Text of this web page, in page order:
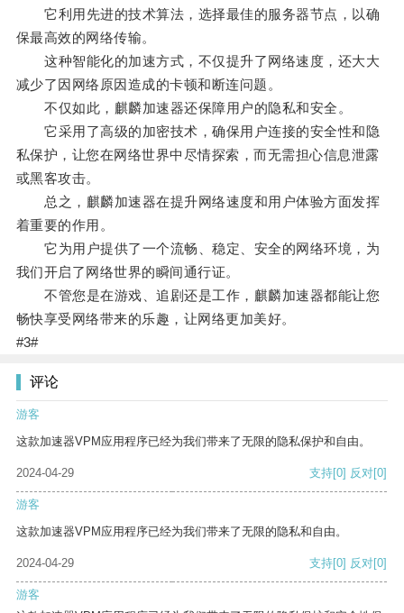
它利用先进的技术算法，选择最佳的服务器节点，以确
保最高效的网络传输。
这种智能化的加速方式，不仅提升了网络速度，还大大
减少了因网络原因造成的卡顿和断连问题。
不仅如此，麒麟加速器还保障用户的隐私和安全。
它采用了高级的加密技术，确保用户连接的安全性和隐
私保护，让您在网络世界中尽情探索，而无需担心信息泄露
或黑客攻击。
总之，麒麟加速器在提升网络速度和用户体验方面发挥
着重要的作用。
它为用户提供了一个流畅、稳定、安全的网络环境，为
我们开启了网络世界的瞬间通行证。
不管您是在游戏、追剧还是工作，麒麟加速器都能让您
畅快享受网络带来的乐趣，让网络更加美好。
#3#
评论
游客
这款加速器VPM应用程序已经为我们带来了无限的隐私保护和自由。
2024-04-29 支持[0] 反对[0]
游客
这款加速器VPM应用程序已经为我们带来了无限的隐私和自由。
2024-04-29 支持[0] 反对[0]
游客